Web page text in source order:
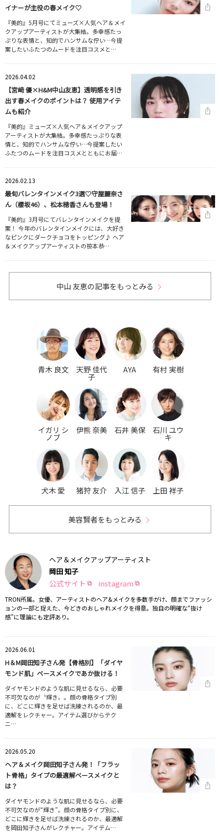
イナーが主役の春メイク♡
『美的』5月号にてミューズ×人気ヘア＆メイ
クアップアーティストが大集結。多幸感たっ
ぷりな表情と、知的でハンサムな佇い…今提
案したいふたつのムードを注目コスメと…
2026.04.02
【宮﨑 優×H&M中山友恵】透明感を引き
出す春メイクのポイントは？ 使用アイテ
ムも紹介
『美的』ミューズ×人気ヘア＆メイクアップ
アーティストが大集結。多幸感たっぷりな表
情と、知的でハンサムな佇い…今提案したい
ふたつのムードを注目コスメとともにお届…
2026.02.13
最旬バレンタインメイク3選♡守屋麗奈さ
ん（櫻坂46）、松本穂香さんも登場！
『美的』3月号にてバレンタインメイクを提
案！ 今年のバレンタインメイクには、大好き
なピンクにダークチョコをトッピング♪ ヘア
＆メイクアップアーティストの笹本恭…
中山 友恵の記事をもっとみる
青木 良文 天野 佳代
子
AYA 有村 実樹
イガリ シ
ノブ
伊熊 奈美 石井 美保 石川 ユウ
キ
犬木 愛 猪狩 友介 入江 信子 上田 祥子
美容賢者をもっとみる
ヘア＆メイクアップアーティスト
岡田 知子
公式サイト instagram
TRON所属。女優、アーティストのヘア&メイクを多数手がけ、顔までファッシ
ョンの一部と捉えた、今どきのおしゃれメイクを得意。独自の明確な“抜け
感”に理論にも定評あり。
2026.06.01
H＆M岡田知子さん発【骨格別】「ダイヤ
モンド肌」ベースメイクであか抜ける！
ダイヤモンドのような肌に見せるなら、必要
不可欠なのが〝輝き〟。顔の骨格タイプ別
に、どこに輝きを足せば洗練されるのか、最
適解をレクチャー。アイテム選びからテク
ニ…
2026.05.20
ヘア＆メイク岡田知子さん発！「フラッ
ト骨格」タイプの最適解ベースメイクと
は？
ダイヤモンドのような肌に見せるなら、必要
不可欠なのが“輝き”。顔の骨格タイプ別に、
どこに輝きを足せば洗練されるのか、最適解
を岡田知子さんがレクチャー。アイテム…